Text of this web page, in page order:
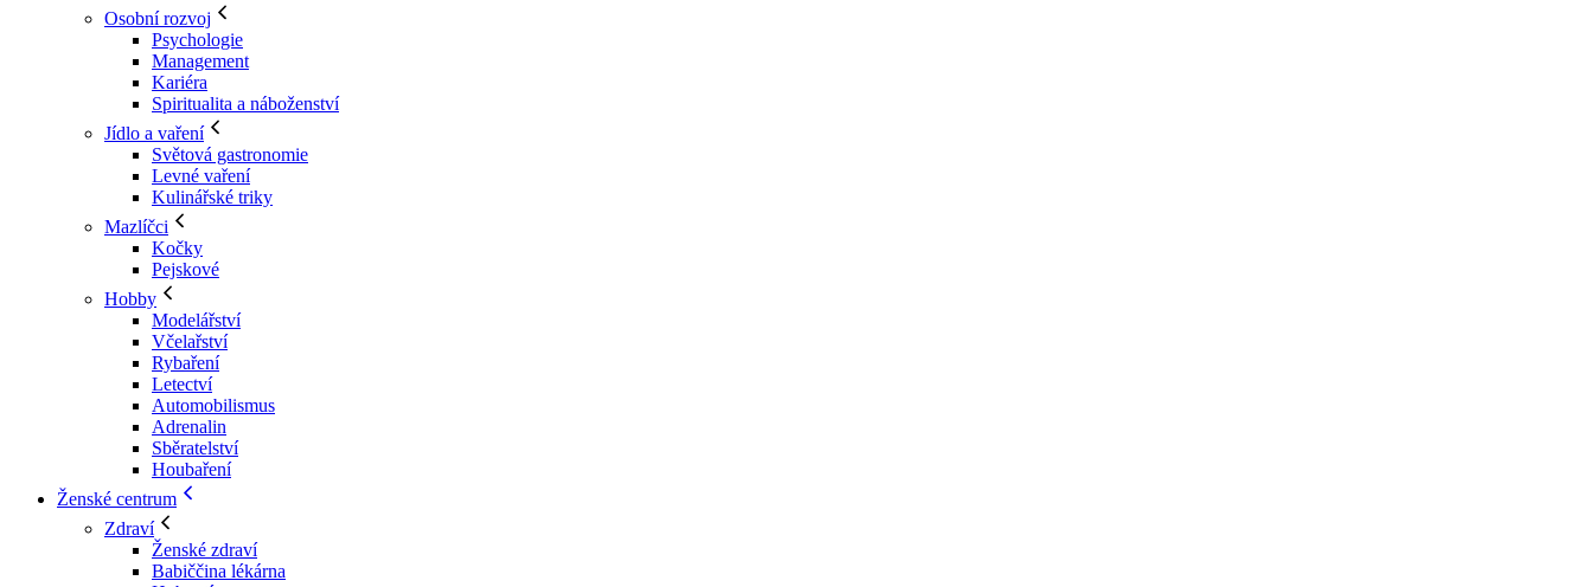
Osobní rozvoj
Psychologie
Management
Kariéra
Spiritualita a náboženství
Jídlo a vaření
Světová gastronomie
Levné vaření
Kulinářské triky
Mazlíčci
Kočky
Pejskové
Hobby
Modelářství
Včelařství
Rybaření
Letectví
Automobilismus
Adrenalin
Sběratelství
Houbaření
Ženské centrum
Zdraví
Ženské zdraví
Babiččina lékárna